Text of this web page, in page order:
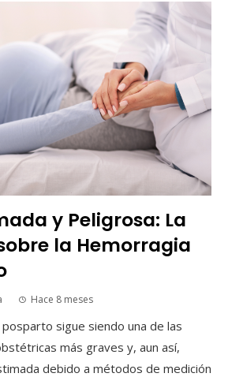
y Peligrosa: La
la Hemorragia
Hace 8 meses
sigue siendo una de las
más graves y, aun así,
debido a métodos de medición